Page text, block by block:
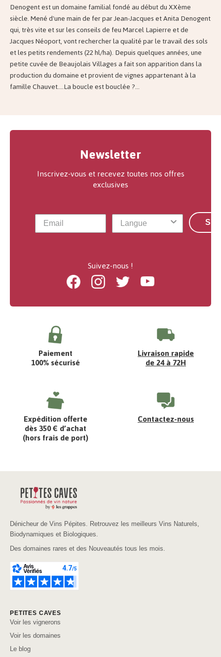
Denogent est un domaine familial fondé au début du XXème
siècle. Mené d'une main de fer par Jean-Jacques et Anita Denogent
qui, très vite et sur les conseils de feu Marcel Lapierre et de
Jacques Néoport, vont rechercher la qualité par le travail des sols
et les petits rendements (22 hl/ha). Depuis quelques années, une
petite cuvée de Beaujolais Villages a fait son apparition dans la
production du domaine et provient de vignes appartenant à la
famille Chauvet....La boucle est bouclée ?...
Newsletter
Inscrivez-vous et recevez toutes nos offres
exclusives
Suivez-nous !
FacebookInstagramTwitter Youtube
Paiement
100% sécurisé
Livraison rapide
de 24 à 72H
Expédition offerte
dès 350 € d’achat
(hors frais de port)
Contactez-nous
Dénicheur de Vins Pépites. Retrouvez les meilleurs Vins Naturels,
Biodynamiques et Biologiques.
Des domaines rares et des Nouveautés tous les mois.
PETITES CAVES
Voir les vignerons
Voir les domaines
Le blog